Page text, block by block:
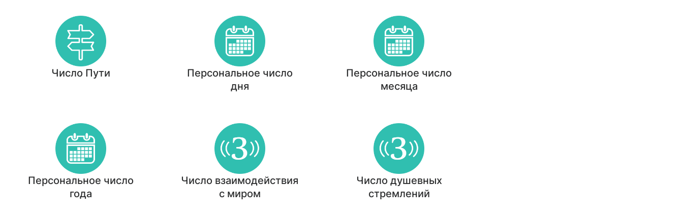
Число Пути
Персональное число
дня
Персональное число
месяца
Персональное число
года
Число взаимодействия
с миром
Число душевных
стремлений